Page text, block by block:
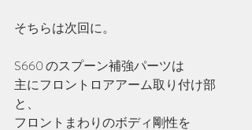
そちらは次回に。
S660 のスプーン補強パーツは
主にフロントロアアーム取り付け部
と、
フロントまわりのボディ剛性を